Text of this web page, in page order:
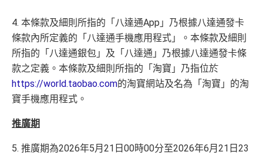
4. 本條款及細則所指的「八達通App」乃根據八達通發卡
條款內所定義的「八達通手機應用程式」。本條款及細則
所指的「八達通銀包」及「八達通」乃根據八達通發卡條
款之定義。本條款及細則所指的「淘寶」乃指位於
https://world.taobao.com的淘寶網站及名為「淘寶」的淘
寶手機應用程式。
推廣期
5. 推廣期為2026年5月21日00時00分至2026年6月21日23